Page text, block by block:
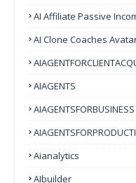
AI Affiliate Passive
AI Clone Coaches
AIAGENTS
AIAGENTSFORBUSINESS
Aianalytics
AIbuilder